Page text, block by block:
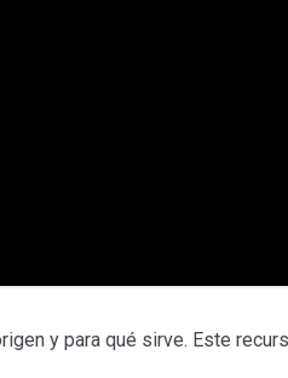
y para qué sirve. Este